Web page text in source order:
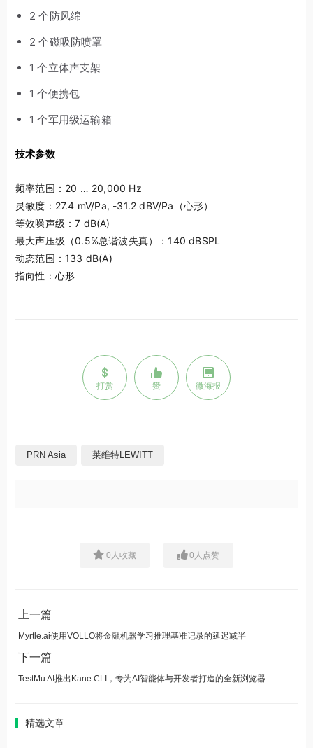
2 个防风绵
2 个磁吸防喷罩
1 个立体声支架
1 个便携包
1 个军用级运输箱
技术参数
频率范围：20 … 20,000 Hz
灵敏度：27.4 mV/Pa, -31.2 dBV/Pa（心形）
等效噪声级：7 dB(A)
最大声压级（0.5%总谐波失真）：140 dBSPL
动态范围：133 dB(A)
指向性：心形
打赏 赞 微海报
PRN Asia 莱维特LEWITT
0 人收藏 0 人点赞
上一篇
Myrtle.ai使用VOLLO将金融机器学习推理基准记录的延迟减半
下一篇
TestMu AI推出Kane CLI，专为AI智能体与开发者打造的全新浏览器自动化工具
精选文章